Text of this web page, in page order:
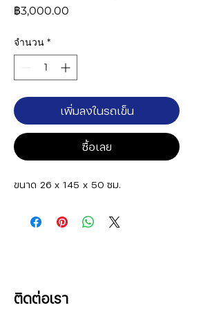
฿3,000.00
จำนวน *
เพิ่มลงในรถเข็น
ซื้อเลย
ขนาด 26 x 145 x 50 ซม.
ติดต่อเรา